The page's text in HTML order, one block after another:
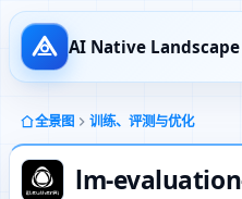
AI Native Landscape
全景图 训练、评测与优化
lm-